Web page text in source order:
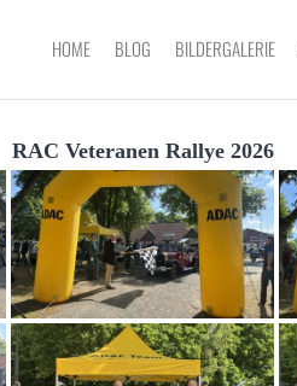
HOME BLOG BILDERGALERIE
RAC Veteranen Rallye 2026